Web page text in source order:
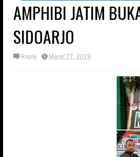
AMPHIBI JATIM
SIDOARJO
Reply Maret 27, 2019